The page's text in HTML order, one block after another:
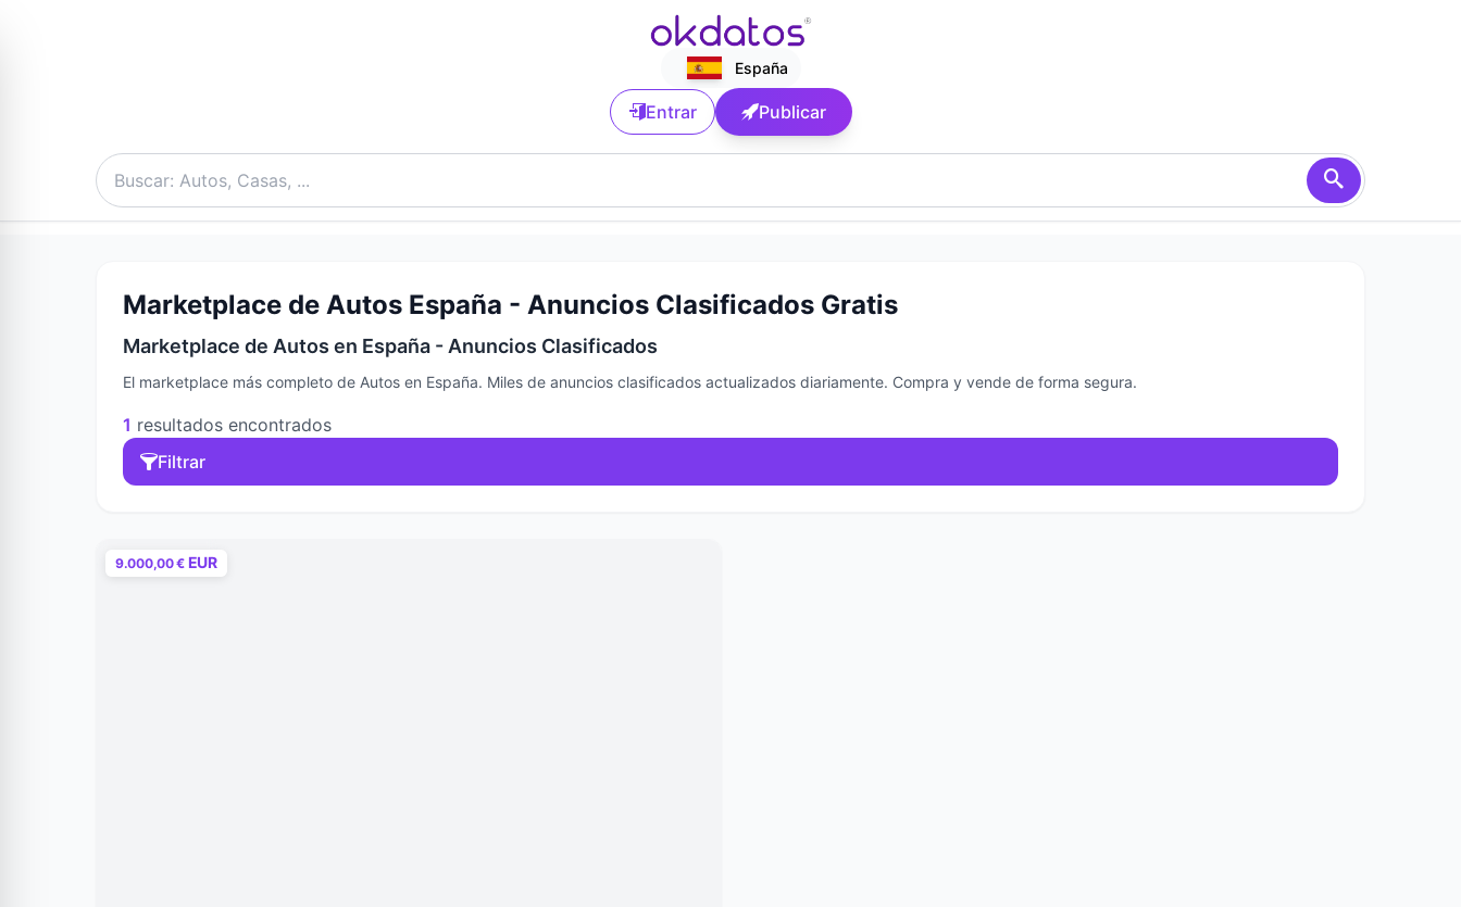
España
Entrar Publicar
Marketplace de Autos España - Anuncios Clasificados Gratis
Marketplace de Autos en España - Anuncios Clasificados
El marketplace más completo de Autos en España. Miles de anuncios clasificados actualizados diariamente. Compra y vende de forma segura.
1 resultados encontrados
Filtrar
9.000,00 € EUR